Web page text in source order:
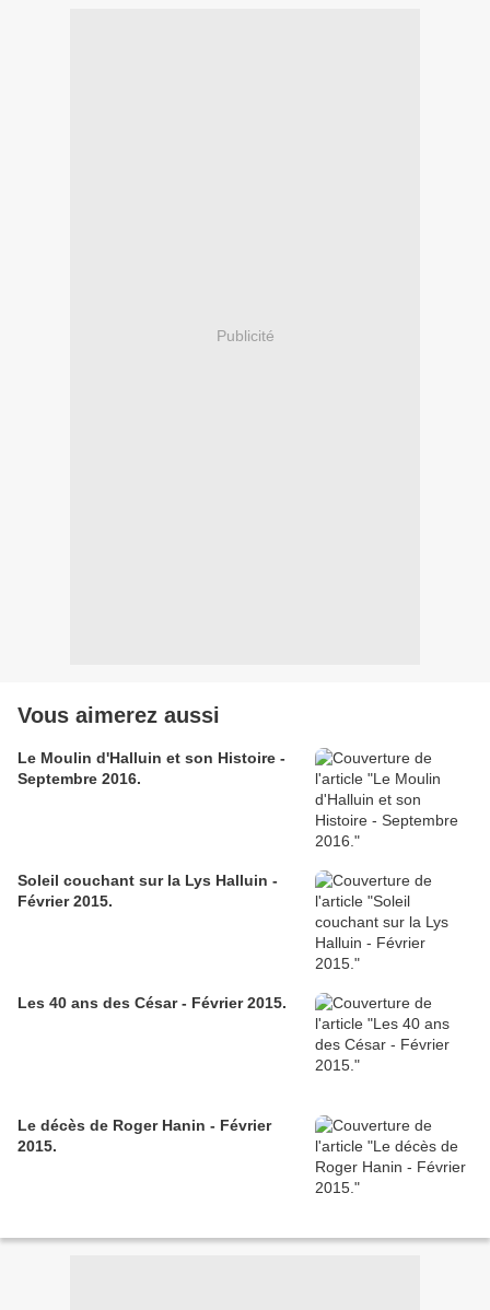
Publicité
Vous aimerez aussi
Le Moulin d'Halluin et son Histoire -
Septembre 2016.
Soleil couchant sur la Lys Halluin -
Février 2015.
Les 40 ans des César - Février 2015.
Le décès de Roger Hanin - Février
2015.